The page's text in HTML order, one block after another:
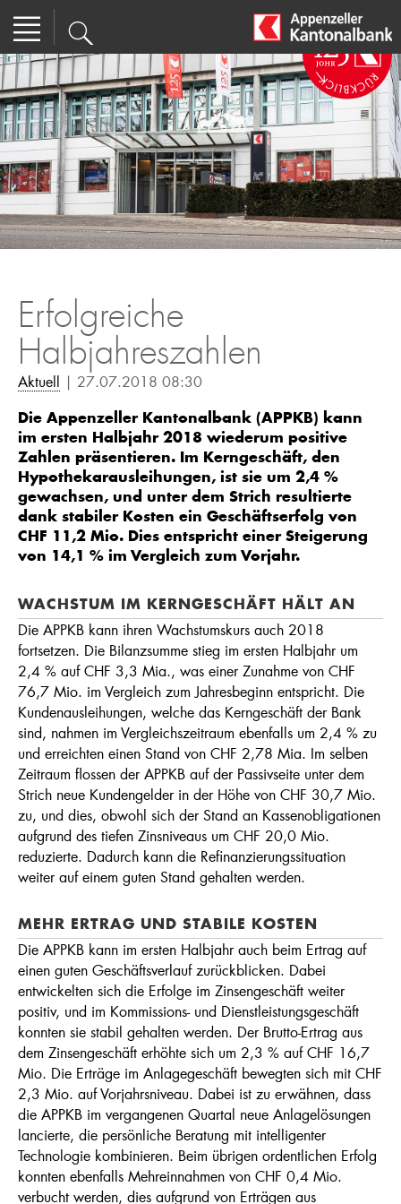
Erfolgreiche
Halbjahreszahlen
Aktuell | 27.07.2018 08:30
Die Appenzeller Kantonalbank (APPKB) kann
im ersten Halbjahr 2018 wiederum positive
Zahlen präsentieren. Im Kerngeschäft, den
Hypothekarausleihungen, ist sie um 2,4 %
gewachsen, und unter dem Strich resultierte
dank stabiler Kosten ein Geschäftserfolg von
CHF 11,2 Mio. Dies entspricht einer Steigerung
von 14,1 % im Vergleich zum Vorjahr.
WACHSTUM IM KERNGESCHÄFT HÄLT AN
Die APPKB kann ihren Wachstumskurs auch 2018
fortsetzen. Die Bilanzsumme stieg im ersten Halbjahr um
2,4 % auf CHF 3,3 Mia., was einer Zunahme von CHF
76,7 Mio. im Vergleich zum Jahresbeginn entspricht. Die
Kundenausleihungen, welche das Kerngeschäft der Bank
sind, nahmen im Vergleichszeitraum ebenfalls um 2,4 % zu
und erreichten einen Stand von CHF 2,78 Mia. Im selben
Zeitraum flossen der APPKB auf der Passivseite unter dem
Strich neue Kundengelder in der Höhe von CHF 30,7 Mio.
zu, und dies, obwohl sich der Stand an Kassenobligationen
aufgrund des tiefen Zinsniveaus um CHF 20,0 Mio.
reduzierte. Dadurch kann die Refinanzierungssituation
weiter auf einem guten Stand gehalten werden.
MEHR ERTRAG UND STABILE KOSTEN
Die APPKB kann im ersten Halbjahr auch beim Ertrag auf
einen guten Geschäftsverlauf zurückblicken. Dabei
entwickelten sich die Erfolge im Zinsengeschäft weiter
positiv, und im Kommissions- und Dienstleistungsgeschäft
konnten sie stabil gehalten werden. Der Brutto-Ertrag aus
dem Zinsengeschäft erhöhte sich um 2,3 % auf CHF 16,7
Mio. Die Erträge im Anlagegeschäft bewegten sich mit CHF
2,3 Mio. auf Vorjahrsniveau. Dabei ist zu erwähnen, dass
die APPKB im vergangenen Quartal neue Anlagelösungen
lancierte, die persönliche Beratung mit intelligenter
Technologie kombinieren. Beim übrigen ordentlichen Erfolg
konnten ebenfalls Mehreinnahmen von CHF 0,4 Mio.
verbucht werden, dies aufgrund von Erträgen aus